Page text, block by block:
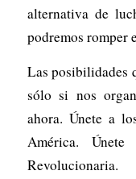
alternativa de
podremos romper
Las posibilidades
sólo si nos
ahora. Únete a
América.
Revolucionaria.